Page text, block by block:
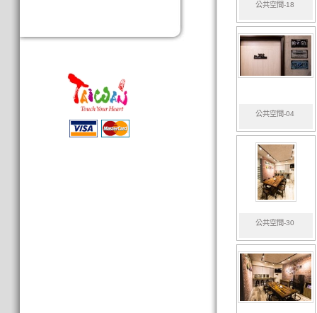
公共空間-18
公共空間-04
公共空間-30